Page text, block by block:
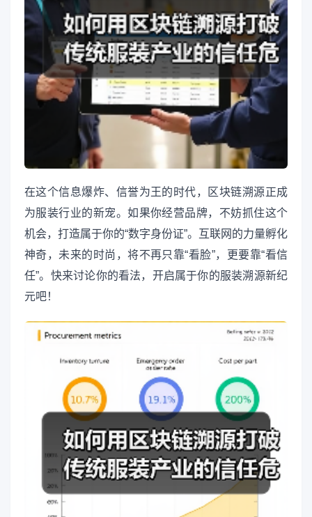
在这个信息爆炸、信誉为王的时代，区块链溯源正成
为服装行业的新宠。如果你经营品牌，不妨抓住这个
机会，打造属于你的“数字身份证”。互联网的力量孵化
神奇，未来的时尚，将不再只靠“看脸”，更要靠“看信
任”。快来讨论你的看法，开启属于你的服装溯源新纪
元吧！